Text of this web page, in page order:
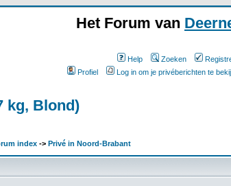
Het Forum van
Help Zoeken
Profiel
Log in om je privéberichten te
kg, Blond)
index -> Privé in Noord-Brabant